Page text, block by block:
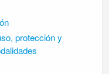
protección y